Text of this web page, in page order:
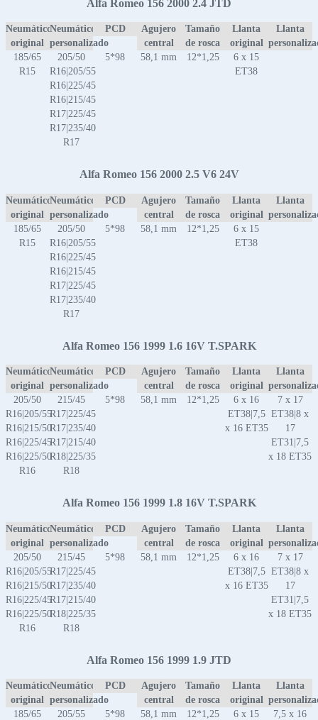
Alfa Romeo 156 2000 2.4 JTD
Neumático
original
Neumático
personalizado
PCD
Agujero
central
Tamaño
de rosca
Llanta
original
Llanta
185/65
R15
205/50
R16|205/55
R16|225/45
R16|215/45
R17|225/45
R17|235/40
R17
5*98 58,1 mm 12*1,25
6 x 15
ET38
Alfa Romeo 156 2000 2.5 V6 24V
Neumático
original
Neumático
personalizado
PCD
Agujero
central
Tamaño
de rosca
Llanta
original
Llanta
185/65
R15
205/50
R16|205/55
R16|225/45
R16|215/45
R17|225/45
R17|235/40
R17
5*98 58,1 mm 12*1,25
6 x 15
ET38
Alfa Romeo 156 1999 1.6 16V T.SPARK
Neumático
original
Neumático
personalizado
PCD
Agujero
central
Tamaño
de rosca
Llanta
original
Llanta
205/50
R16|205/55
R16|215/50
R16|225/45
R16|225/50
R16
215/45
R17|225/45
R17|235/40
R17|215/40
R18|225/35
R18
5*98 58,1 mm 12*1,25
6 x 16
ET38|7,5
x 16 ET35
7 x 17
ET38|8 x
17
ET31|7,5
x 18 ET35
Alfa Romeo 156 1999 1.8 16V T.SPARK
Neumático
original
Neumático
personalizado
PCD
Agujero
central
Tamaño
de rosca
Llanta
original
Llanta
205/50
R16|205/55
R16|215/50
R16|225/45
R16|225/50
R16
215/45
R17|225/45
R17|235/40
R17|215/40
R18|225/35
R18
5*98 58,1 mm 12*1,25
6 x 16
ET38|7,5
x 16 ET35
7 x 17
ET38|8 x
17
ET31|7,5
x 18 ET35
Alfa Romeo 156 1999 1.9 JTD
Neumático
original
Neumático
personalizado
PCD
Agujero
central
Tamaño
de rosca
Llanta
original
Llanta
185/65
205/55
5*98 58,1 mm 12*1,25
6 x 15
7,5 x 16